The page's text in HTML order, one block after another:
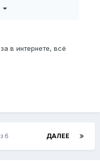
в интернете, всё
ДАЛЕЕ
6